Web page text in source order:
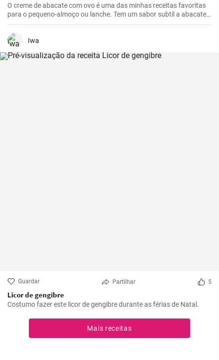
O creme de abacate com ovo é uma das minhas receitas favoritas
para o pequeno-almoço ou lanche. Tem um sabor subtil a abacate
que é abrilhantado com sumo de limão e realçado pela adição de
um ovo escalfado.
Iwa
Guardar Partilhar 5
Licor de gengibre
Costumo fazer este licor de gengibre durante as férias de Natal.
Mais receitas